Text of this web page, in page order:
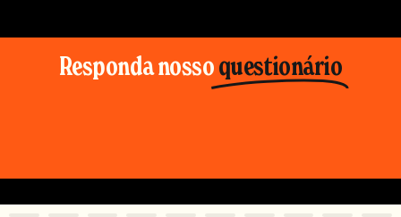
Responda nossoquestionário